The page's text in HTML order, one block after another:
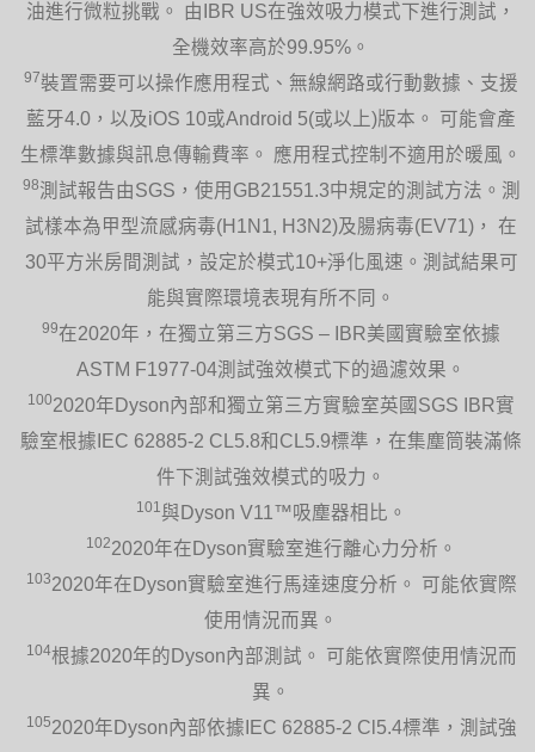
油進行微粒挑戰。 由IBR US在強效吸力模式下進行測試，
全機效率高於99.95%。
97裝置需要可以操作應用程式、無線網路或行動數據、支援
藍牙4.0，以及iOS 10或Android 5(或以上)版本。 可能會產
生標準數據與訊息傳輸費率。 應用程式控制不適用於暖風。
98測試報告由SGS，使用GB21551.3中規定的測試方法。測
試樣本為甲型流感病毒(H1N1, H3N2)及腸病毒(EV71)， 在
30平方米房間測試，設定於模式10+淨化風速。測試結果可
能與實際環境表現有所不同。
99在2020年，在獨立第三方SGS – IBR美國實驗室依據
ASTM F1977-04測試強效模式下的過濾效果。
1002020年Dyson內部和獨立第三方實驗室英國SGS IBR實
驗室根據IEC 62885-2 CL5.8和CL5.9標準，在集塵筒裝滿條
件下測試強效模式的吸力。
101 與Dyson V11™吸塵器相比。
1022020年在Dyson實驗室進行離心力分析。
1032020年在Dyson實驗室進行馬達速度分析。 可能依實際
使用情況而異。
104根據2020年的Dyson內部測試。 可能依實際使用情況而
異。
1052020年Dyson內部依據IEC 62885-2 Cl5.4標準，測試強